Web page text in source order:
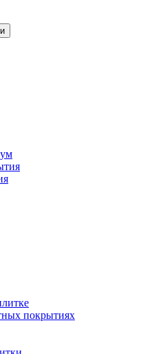
покрытиях